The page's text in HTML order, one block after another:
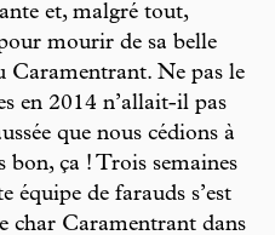
et, malgré tout,
mourir de sa belle
Caramentrant. Ne pas le
en 2014 n’allait-il pas
que nous cédions à
bon, ça ! Trois semaines
équipe de farauds s’est
char Caramentrant dans